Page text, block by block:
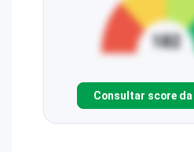
Consultar score da